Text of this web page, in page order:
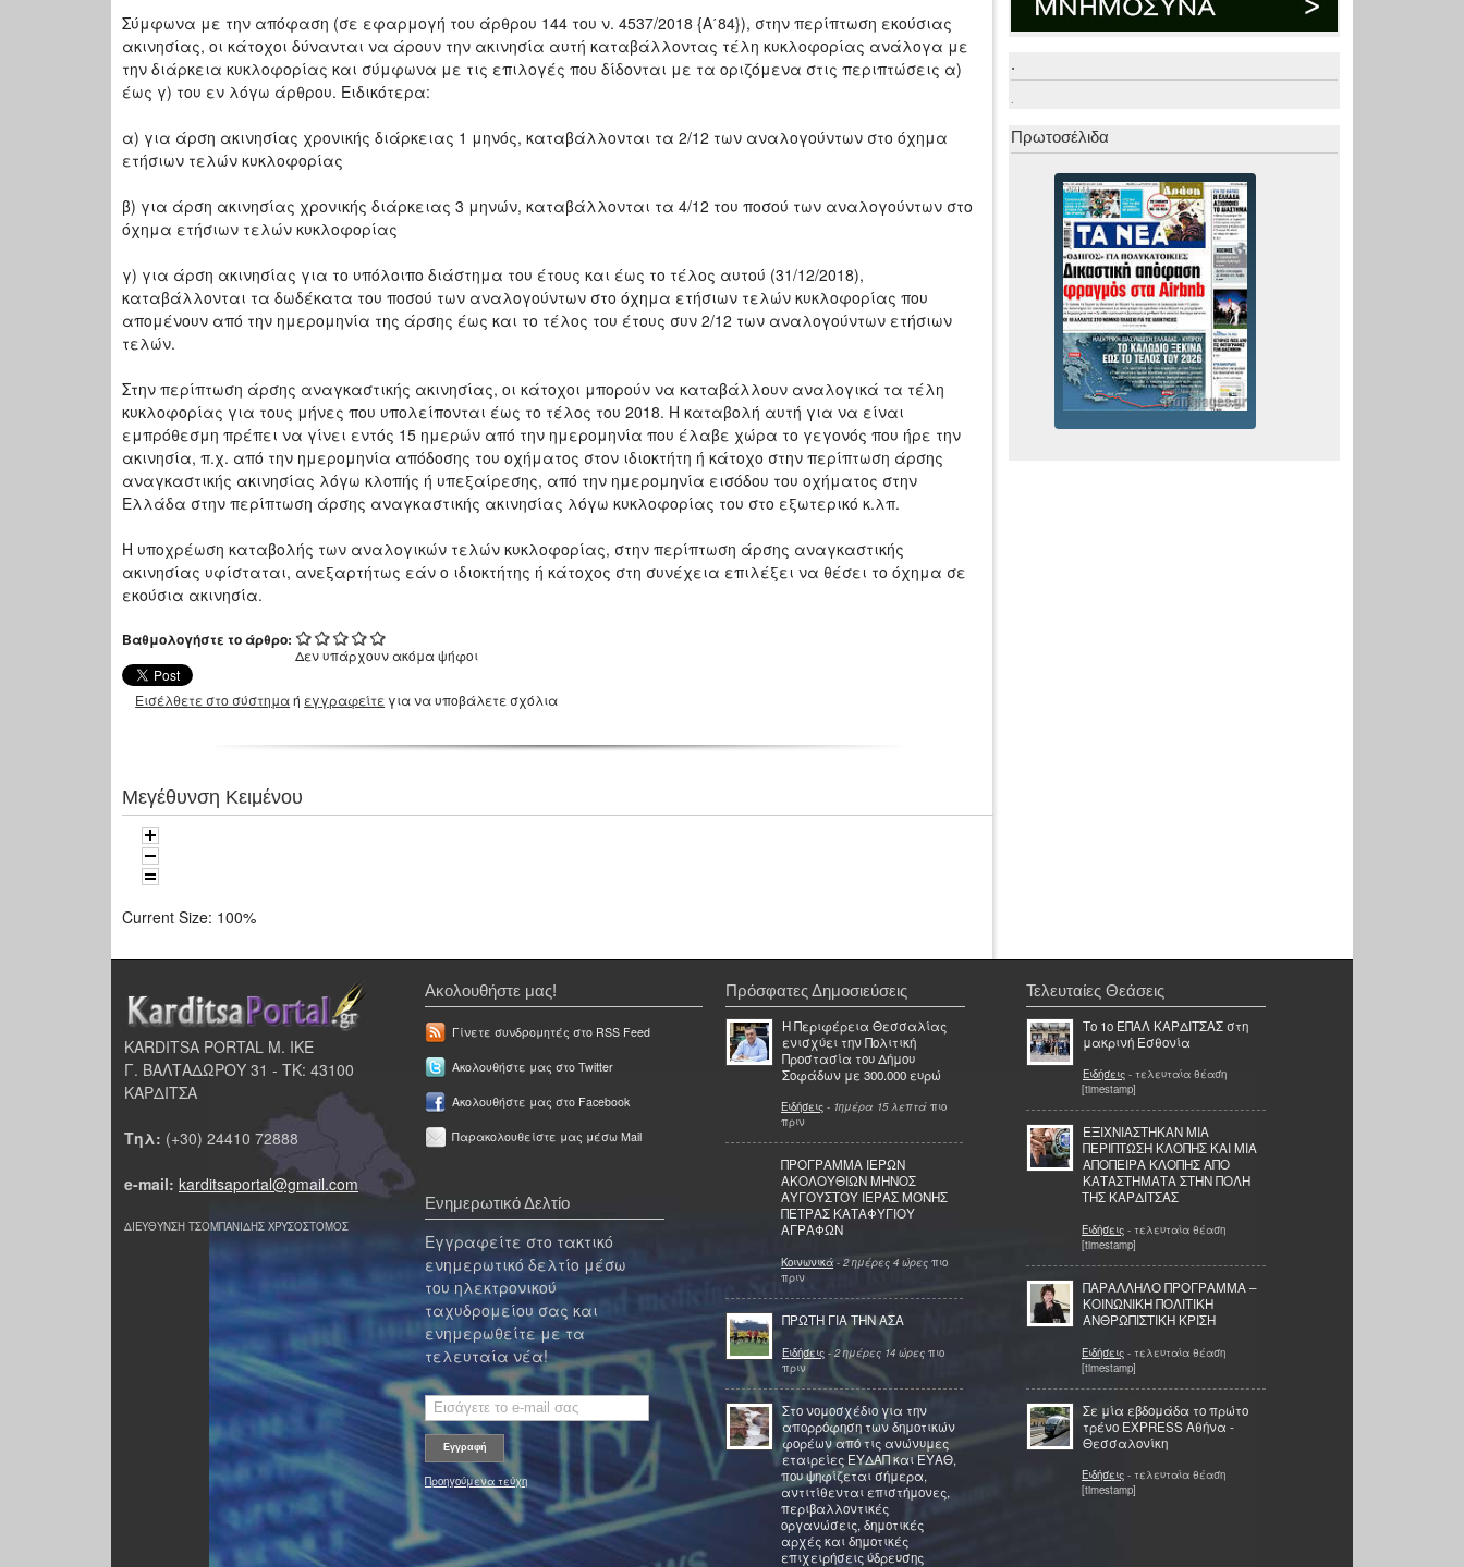
Σύμφωνα με την απόφαση (σε εφαρμογή του άρθρου 144 του ν. 4537/2018 {Α΄84}), στην περίπτωση εκούσιας
ακινησίας, οι κάτοχοι δύνανται να άρουν την ακινησία αυτή καταβάλλοντας τέλη κυκλοφορίας ανάλογα με
την διάρκεια κυκλοφορίας και σύμφωνα με τις επιλογές που δίδονται με τα οριζόμενα στις περιπτώσεις α)
έως γ) του εν λόγω άρθρου. Ειδικότερα:
α) για άρση ακινησίας χρονικής διάρκειας 1 μηνός, καταβάλλονται τα 2/12 των αναλογούντων στο όχημα
ετήσιων τελών κυκλοφορίας
β) για άρση ακινησίας χρονικής διάρκειας 3 μηνών, καταβάλλονται τα 4/12 του ποσού των αναλογούντων στο
όχημα ετήσιων τελών κυκλοφορίας
γ) για άρση ακινησίας για το υπόλοιπο διάστημα του έτους και έως το τέλος αυτού (31/12/2018),
καταβάλλονται τα δωδέκατα του ποσού των αναλογούντων στο όχημα ετήσιων τελών κυκλοφορίας που
απομένουν από την ημερομηνία της άρσης έως και το τέλος του έτους συν 2/12 των αναλογούντων ετήσιων
τελών.
Στην περίπτωση άρσης αναγκαστικής ακινησίας, οι κάτοχοι μπορούν να καταβάλλουν αναλογικά τα τέλη
κυκλοφορίας για τους μήνες που υπολείπονται έως το τέλος του 2018. Η καταβολή αυτή για να είναι
εμπρόθεσμη πρέπει να γίνει εντός 15 ημερών από την ημερομηνία που έλαβε χώρα το γεγονός που ήρε την
ακινησία, π.χ. από την ημερομηνία απόδοσης του οχήματος στον ιδιοκτήτη ή κάτοχο στην περίπτωση άρσης
αναγκαστικής ακινησίας λόγω κλοπής ή υπεξαίρεσης, από την ημερομηνία εισόδου του οχήματος στην
Ελλάδα στην περίπτωση άρσης αναγκαστικής ακινησίας λόγω κυκλοφορίας του στο εξωτερικό κ.λπ.
Η υποχρέωση καταβολής των αναλογικών τελών κυκλοφορίας, στην περίπτωση άρσης αναγκαστικής
ακινησίας υφίσταται, ανεξαρτήτως εάν ο ιδιοκτήτης ή κάτοχος στη συνέχεια επιλέξει να θέσει το όχημα σε
εκούσια ακινησία.
Βαθμολογήστε το άρθρο:
Δεν υπάρχουν ακόμα ψήφοι
Εισέλθετε στο σύστημαή εγγραφείτε για να υποβάλετε σχόλια
Μεγέθυνση Κειμένου
Current Size: 100%
.
.
Πρωτοσέλιδα
KARDITSA PORTAL Μ. ΙΚΕ
Γ. ΒΑΛΤΑΔΩΡΟΥ 31 - ΤΚ: 43100
ΚΑΡΔΙΤΣΑ
Τηλ: (+30) 24410 72888
e-mail: karditsaportal@gmail.com
ΔΙΕΥΘΥΝΣΗ ΤΣΟΜΠΑΝΙΔΗΣ ΧΡΥΣΟΣΤΟΜΟΣ
Ακολουθήστε μας!
Γίνετε συνδρομητές στο RSS Feed
Ακολουθήστε μας στο Twitter
Ακολουθήστε μας στο Facebook
Παρακολουθείστε μας μέσω Mail
Ενημερωτικό Δελτίο
Εγγραφείτε στο τακτικό
ενημερωτικό δελτίο μέσω
του ηλεκτρονικού
ταχυδρομείου σας και
ενημερωθείτε με τα
τελευταία νέα!
Προηγούμενα τεύχη
Πρόσφατες Δημοσιεύσεις
Η Περιφέρεια Θεσσαλίας
ενισχύει την Πολιτική
Προστασία του Δήμου
Σοφάδων με 300.000 ευρώ
Ειδήσεις - 1ημέρα 15 λεπτά πιο
πριν
ΠΡΟΓΡΑΜΜΑ ΙΕΡΩΝ
ΑΚΟΛΟΥΘΙΩΝ ΜΗΝΟΣ
ΑΥΓΟΥΣΤΟΥ ΙΕΡΑΣ ΜΟΝΗΣ
ΠΕΤΡΑΣ ΚΑΤΑΦΥΓΙΟΥ
ΑΓΡΑΦΩΝ
Κοινωνικά - 2 ημέρες 4 ώρες πιο
πριν
ΠΡΩΤΗ ΓΙΑ ΤΗΝ ΑΣΑ
Ειδήσεις - 2 ημέρες 14 ώρες πιο
πριν
Στο νομοσχέδιο για την
απορρόφηση των δημοτικών
φορέων από τις ανώνυμες
εταιρείες ΕΥΔΑΠ και ΕΥΑΘ,
που ψηφίζεται σήμερα,
αντιτίθενται επιστήμονες,
περιβαλλοντικές
οργανώσεις, δημοτικές
αρχές και δημοτικές
επιχειρήσεις ύδρευσης
Τελευταίες Θεάσεις
Το 1ο ΕΠΑΛ ΚΑΡΔΙΤΣΑΣ στη
μακρινή Εσθονία
Ειδήσεις - τελευταία θέαση
[timestamp]
ΕΞΙΧΝΙΑΣΤΗΚΑΝ ΜΙΑ
ΠΕΡΙΠΤΩΣΗ ΚΛΟΠΗΣ ΚΑΙ ΜΙΑ
ΑΠΟΠΕΙΡΑ ΚΛΟΠΗΣ ΑΠΟ
ΚΑΤΑΣΤΗΜΑΤΑ ΣΤΗΝ ΠΟΛΗ
ΤΗΣ ΚΑΡΔΙΤΣΑΣ
Ειδήσεις - τελευταία θέαση
[timestamp]
ΠΑΡΑΛΛΗΛΟ ΠΡΟΓΡΑΜΜΑ –
ΚΟΙΝΩΝΙΚΗ ΠΟΛΙΤΙΚΗ
ΑΝΘΡΩΠΙΣΤΙΚΗ ΚΡΙΣΗ
Ειδήσεις - τελευταία θέαση
[timestamp]
Σε μία εβδομάδα το πρώτο
τρένο ΕΧPRESS Αθήνα -
Θεσσαλονίκη
Ειδήσεις - τελευταία θέαση
[timestamp]